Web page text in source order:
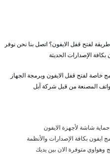
لفتح قفل الايفون؟ اتصل بنا نحن نوفر
الإصدارات الحديثة
خاصة لفتح قفل الايفون وبرمجة الجهاز
المصنعة من قبل شركة آبل
شاشة لأجهزة الايفون
ايفون بكافة الإصدارات والأنظمة
وهواوي متوفرة الان بين يديك